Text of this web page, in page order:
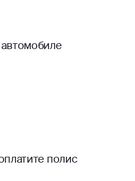
полис